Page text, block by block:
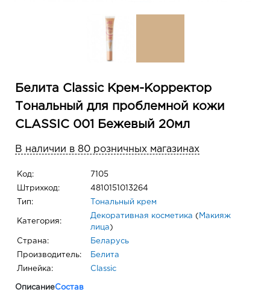
Белита Classic Крем-Корректор
Тональный для проблемной кожи
CLASSIC 001 Бежевый 20мл
В наличии в 80 розничных магазинах
Код: 7105
Штрихкод: 4810151013264
Тип: Тональный крем
Категория:
Декоративная косметика ( Макияж
лица )
Страна: Беларусь
Производитель: Белита
Линейка: Classic
ОписаниеСостав